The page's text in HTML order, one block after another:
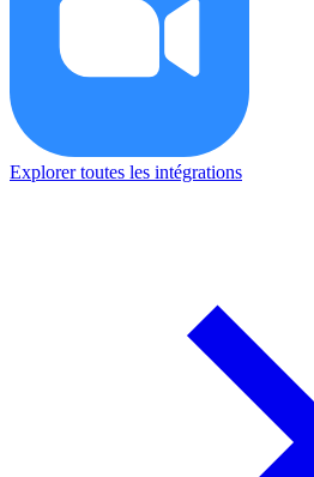
Explorer toutes les intégrations